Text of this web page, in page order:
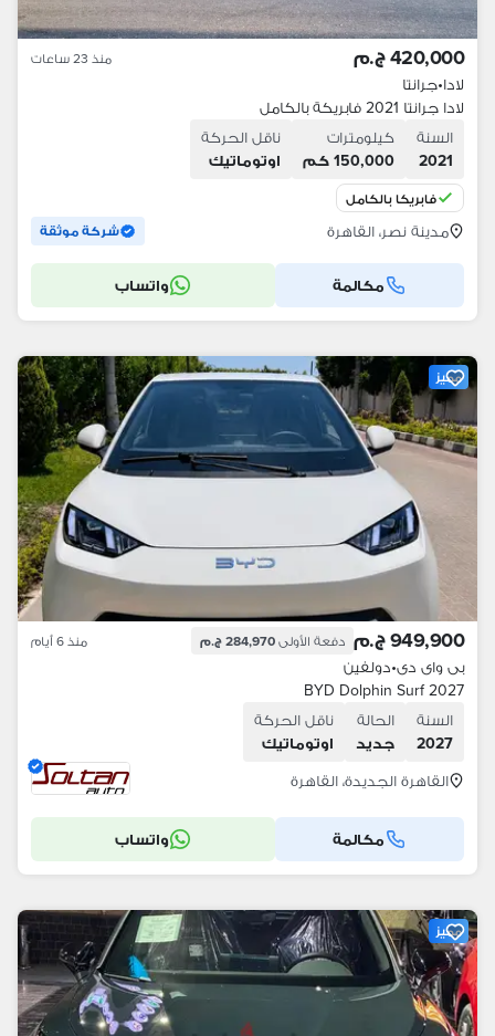
420,000 ج.م منذ 23 ساعات
لادا•جرانتا
لادا جرانتا 2021 فابريكة بالكامل
السنة
2021
كيلومترات
150,000 كم
ناقل الحركة
اوتوماتيك
فابريكا بالكامل
مدينة نصر، القاهرة شركة موثقة
مكالمة واتساب
مميز
949,900 ج.م دفعة الأولى 284,970 ج.م منذ 6 أيام
بى واى دى•دولفين
BYD Dolphin Surf 2027
السنة
2027
الحالة
جديد
ناقل الحركة
اوتوماتيك
القاهرة الجديدة، القاهرة
مكالمة واتساب
مميز